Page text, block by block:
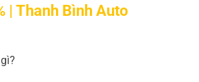
| Thanh Bình Auto